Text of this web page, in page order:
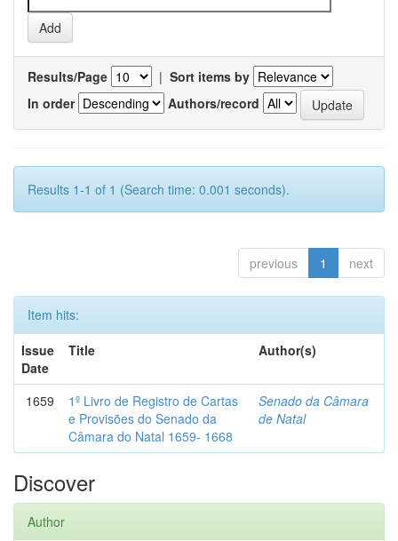
Results/Page | Sort items by
In order
Authors/record
Results 1-1 of 1 (Search time: 0.001 seconds).
previous 1 next
Item hits:
Issue
Date
Title Author(s)
1659
1º Livro de Registro de Cartas
e Provisões do Senado da
Câmara do Natal 1659- 1668
Senado da Câmara
de Natal
Discover
Author